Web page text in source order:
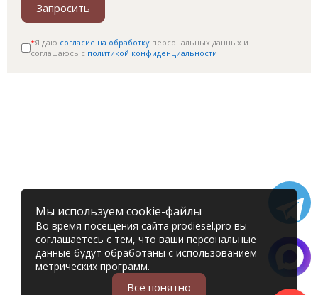
Запросить
*Я даю согласие на обработку персональных данных и
соглашаюсь c политикой конфиденциальности
Мы используем cookie-файлы
Во время посещения сайта prodiesel.pro вы
соглашаетесь с тем, что ваши персональные
данные будут обработаны с использованием
метрических программ.
Всё понятно